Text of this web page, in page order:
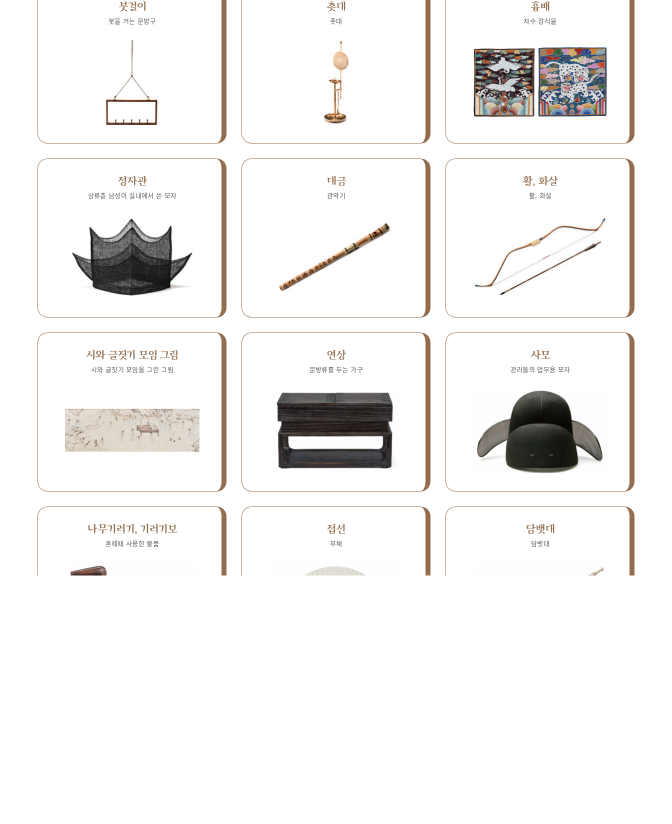
붓걸이
붓을 거는 문방구
촛대
촛대
흉배
자수 장식물
정자관
상류층 남성이 실내에서 쓴 모자
대금
관악기
활, 화살
활, 화살
시와 글짓기 모임 그림
시와 글짓기 모임을 그린 그림
연상
문방류를 두는 가구
사모
관리들의 업무용 모자
나무기러기, 기러기보
혼례때 사용한 물품
접선
부채
담뱃대
담뱃대